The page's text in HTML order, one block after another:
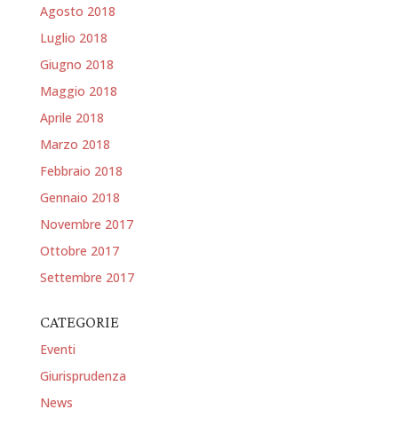
Agosto 2018
Luglio 2018
Giugno 2018
Maggio 2018
Aprile 2018
Marzo 2018
Febbraio 2018
Gennaio 2018
Novembre 2017
Ottobre 2017
Settembre 2017
CATEGORIE
Eventi
Giurisprudenza
News